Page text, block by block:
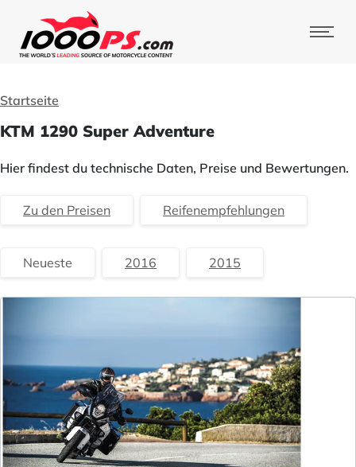
Startseite
KTM 1290 Super Adventure
Hier findest du technische Daten, Preise und Bewertungen.
Zu den Preisen Reifenempfehlungen
Neueste 2016 2015